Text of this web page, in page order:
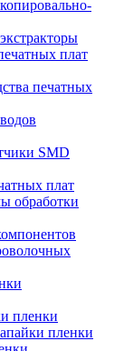
плат
печатных
SMD
плат
обработки
пленки
пленки